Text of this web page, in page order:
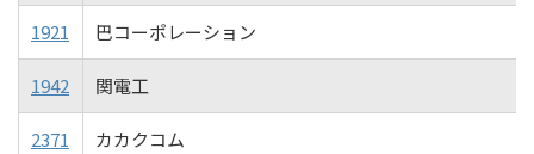
1921 巴コーポレーション
1942 関電工
2371 カカクコム